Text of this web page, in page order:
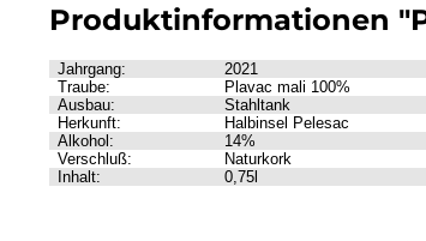
Produktinformationen
Jahrgang:
2021
Traube: Plavac mali 100%
Ausbau:
Stahltank
Herkunft: Halbinsel Pelesac
Alkohol:
14%
Verschluß:
Naturkork
Inhalt:
0,75l